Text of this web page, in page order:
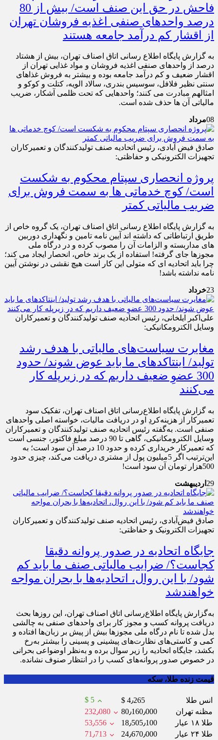
فاحش در حق این صنف است/ بیش از 80
درصد واحدهای صنفی اغذیه فروشان تهران
از اقشار کم درآمد جامعه هستند
به گزارش پایگاه اطلاع رسانی اتاق اصناف تهران، بیش از هشتاد
درصد از واحدهای صنفی اغذیه فروشان و مواد غذایی تهران از
اقشار ضعیف و کم درآمد جامعه بوده و بیشتر به فروش غذاهای
سنتی نظیر فلافل، سوسیس بندری، سالاد الویه، کتلت و کوکو و
امثالهم مبادرت می کنند؛ واحدهایی که تحت ظلمی آشکار، ضریب
مالیاتی آن ها حذف شده است.
08مرداد
صادق فیض آبادی، رئیس اتحادیه صنف تولیدکنندگان و تعمیرکاران
تجهیزات الکترونیکی و حفاظتی:
پروژه انحصاری سپتام محکوم به شکست
است/ کوچ خدماتی ها به سمت فروش برای
ضریب مالیاتی کمتر
به گزارش پایگاه اطلاع رسانی اتاق اصناف تهران، یک گروه خاص از
طریق ارتباطاتی که داشته اند آیین نامه تامین و نگهداری دوربین
های مداربسته و الزامات آن را مصوب کرده و در درگاه ملی
مجوزها جای گرفته! استفاده از یک برند خاص، انحصار ایجاد می کند؛
چرا باید اتحادیه ای که متولی این کار است هیچ نقشی در نوشتن آیین
نامه نداشته باشد!
23خرداد
علی‌اکبر ایلخانی، رئیس اتحادیه صنف تولیدکنندگان و تعمیرکاران
وسایل الکترومکانیکی:
مغایرت سیاست‌های مالیاتی با هدف رشد
تولید/ اینتاکدهای ما باید عوض شوند/ حدود
300 عضوِ ضعیف داریم که در زیرپله کار
می‌کنند
به گزارش پایگاه اطلاع‌رسانی اتاق اصناف تهران، تفکیک سود
تعمیرکار از هزینه‌کردِ او در دریافت مالیات، خواسته اصلی واحدهای
صنفی است. به‌گفته رئیس اتحادیه صنف تولیدکنندگان و تعمیرکاران
وسایل الکترومکانیکی، گاهی تا 90 درصد مبلغ فاکتور، جنسی است
که تعمیرکار خریداری کرده و حدود 10 درصد آن سود است؛ به
این‌ترتیب اگر 5میلیون پول از مشتری دریافت می‌کند، چیزی حدود
500هزار تومان آن سود است!
29 اردیبهشت
صادق فیض‌آبادی، رئیس اتحادیه صنف تولیدکنندگان و تعمیرکاران
تجهیزات الکترونیک و حفاظتی:
جایگاه اتحادیه در صدور پروانه دقیقا
کجاست؟/ ضرایب مالیاتی صنف ما باید کم
شود/ با این روال، اتحادیه‌ها با بحران مواجه
خواهندشد
به‌گزارش پایگاه اطلاع‌رسانی اتاق اصناف تهران، این روزها بحث
دریافت پروانه کسب و مجوز کار برای واحدهای صنفی به چالشی
بدل شده تا نام درگاه ملی مجوزها بیش از پیش بر زبان‌ها افتاده و
کمی و کاستی‌های نظارت‌های پیشینی و پسینی را بیشتر به‌رخ
بکشد، جایگاه اتحادیه را زیر سوال برده و به‌نظر اوضواعی بحرانی
در خصوص صدور پروانه‌های کسب را در انتظار صنوف نشانده.
قیمت زنده طلا، سکه
انس طلا $ 4٫265
$ 5
مظنه تهران
80٫160٫000
232٫080
طلا ۱۸ عیار
18٫505٫100
53٫556
طلا ۲۴ عیار
24٫670٫000
71٫713